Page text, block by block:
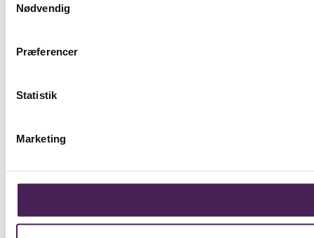
Nødvendig
Præferencer
Statistik
Marketing